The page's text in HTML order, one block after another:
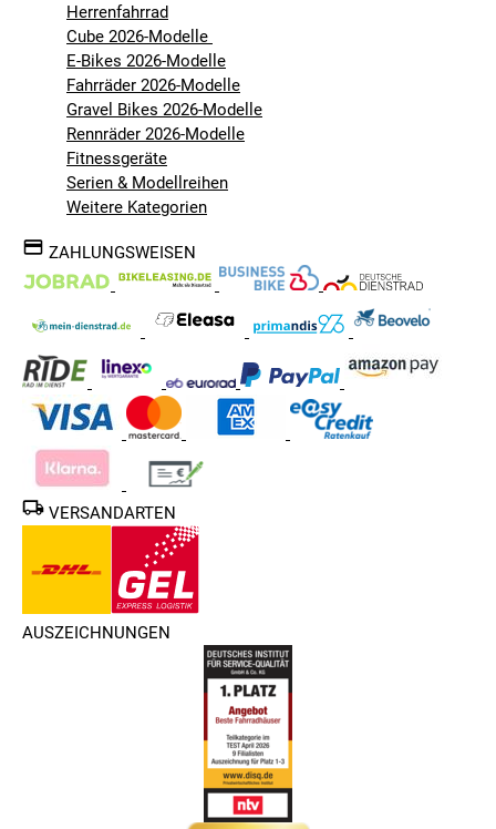
Herrenfahrrad
Cube 2026-Modelle
E-Bikes 2026-Modelle
Fahrräder 2026-Modelle
Gravel Bikes 2026-Modelle
Rennräder 2026-Modelle
Fitnessgeräte
Serien & Modellreihen
Weitere Kategorien
ZAHLUNGSWEISEN
VERSANDARTEN
AUSZEICHNUNGEN